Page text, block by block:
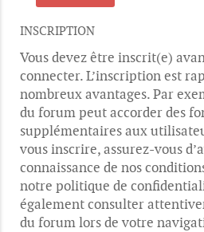
INSCRIPTION
Vous devez être inscrit(e)
connecter. L’inscription est
nombreux avantages. Par
du forum peut accorder des
supplémentaires aux
vous inscrire, assurez-vous
connaissance de nos
notre politique de
également consulter
du forum lors de votre